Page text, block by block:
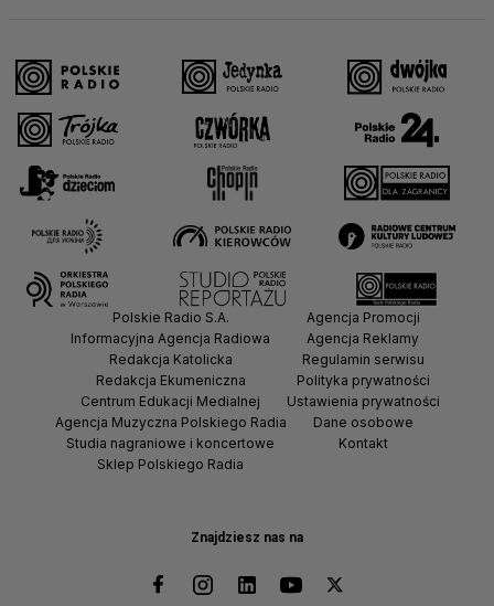
Znajdziesz nas na
Polskie Radio S.A.
Informacyjna Agencja Radiowa
Redakcja Katolicka
Redakcja Ekumeniczna
Centrum Edukacji Medialnej
Agencja Muzyczna Polskiego Radia
Studia nagraniowe i koncertowe
Sklep Polskiego Radia
Agencja Promocji
Agencja Reklamy
Regulamin serwisu
Polityka prywatności
Ustawienia prywatności
Dane osobowe
Kontakt